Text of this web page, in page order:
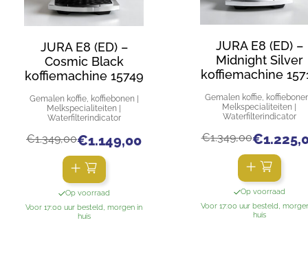
JURA E8 (ED) –
Cosmic Black
koffiemachine 15749
Gemalen koffie, koffiebonen |
Melkspecialiteiten |
Waterfilterindicator
€1.349,00€1.149,00
Op voorraad
Voor 17:00 uur besteld, morgen in
huis
JURA E8 (ED) –
Midnight Silver
koffiemachine
Gemalen koffie,
Melkspecialiteiten |
Waterfilterindicator
€1.349,00€
Op voorraad
Voor 17:00 uur besteld,
huis